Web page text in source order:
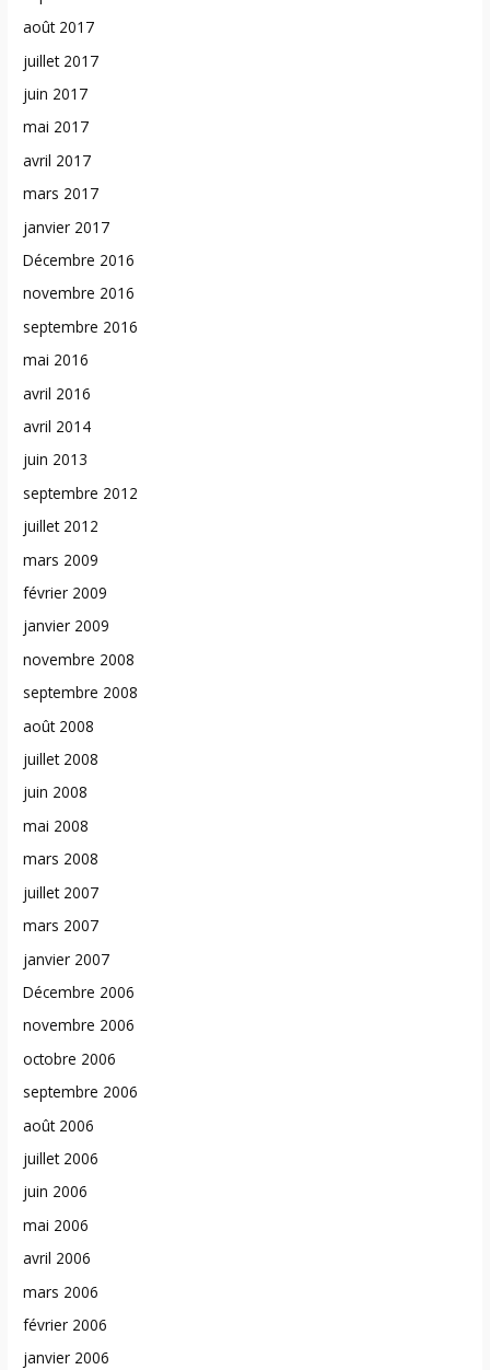
août 2017
juillet 2017
juin 2017
mai 2017
avril 2017
mars 2017
janvier 2017
Décembre 2016
novembre 2016
septembre 2016
mai 2016
avril 2016
avril 2014
juin 2013
septembre 2012
juillet 2012
mars 2009
février 2009
janvier 2009
novembre 2008
septembre 2008
août 2008
juillet 2008
juin 2008
mai 2008
mars 2008
juillet 2007
mars 2007
janvier 2007
Décembre 2006
novembre 2006
octobre 2006
septembre 2006
août 2006
juillet 2006
juin 2006
mai 2006
avril 2006
mars 2006
février 2006
janvier 2006